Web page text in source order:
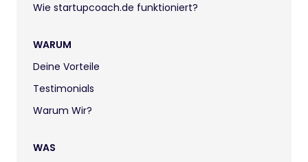
Wie startupcoach.de funktioniert?
WARUM
Deine Vorteile
Testimonials
Warum Wir?
WAS